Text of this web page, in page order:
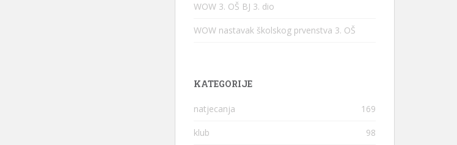
WOW 3. OŠ BJ 3. dio
WOW nastavak školskog prvenstva 3. OŠ
KATEGORIJE
natjecanja 169
klub 98